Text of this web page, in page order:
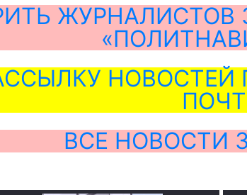
ЖУРНАЛИСТОВ
НОВОСТЕЙ
ВСЕ НОВОСТИ